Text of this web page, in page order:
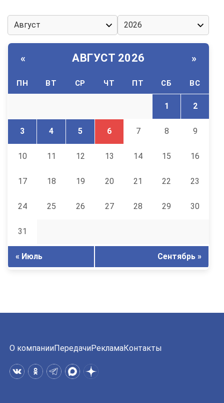
« АВГУСТ 2026 »
ПН ВТ СР ЧТ ПТ СБ ВС
1 2
3 4 5 6 7 8 9
10 11 12 13 14 15 16
17 18 19 20 21 22 23
24 25 26 27 28 29 30
31
« Июль Сентябрь »
О компанииПередачиРекламаКонтакты